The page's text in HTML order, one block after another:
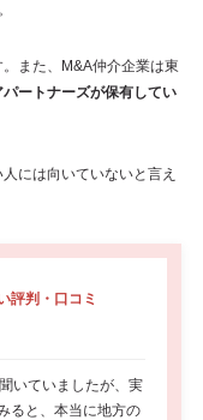
また、M&A仲介企業は東
ートナーズが保有してい
には向いていないと言え
評判・口コミ
いていましたが、実
ると、本当に地方の